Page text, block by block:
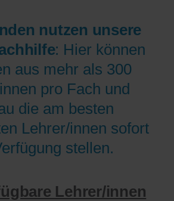
nutzen unsere
: Hier können
aus mehr als 300
pro Fach und
die am besten
Lehrer/innen sofort
stellen.
Lehrer/innen